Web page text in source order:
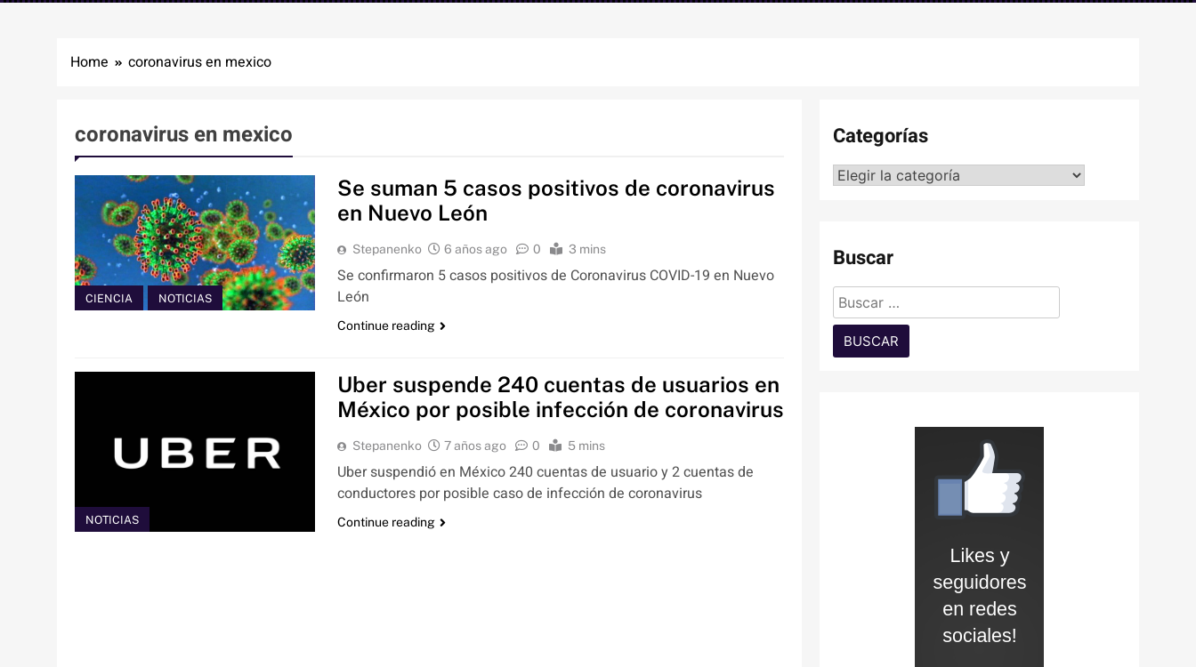
Home coronavirus en mexico
coronavirus en mexico
CIENCIA NOTICIAS
Se suman 5 casos positivos de coronavirus
en Nuevo León
Stepanenko 6 años ago 0 3 mins
Se confirmaron 5 casos positivos de Coronavirus COVID-19 en Nuevo
León
Continue reading
NOTICIAS
Uber suspende 240 cuentas de usuarios en
México por posible infección de coronavirus
Stepanenko 7 años ago 0 5 mins
Uber suspendió en México 240 cuentas de usuario y 2 cuentas de
conductores por posible caso de infección de coronavirus
Continue reading
Categorías
Categorías
Buscar
Buscar: